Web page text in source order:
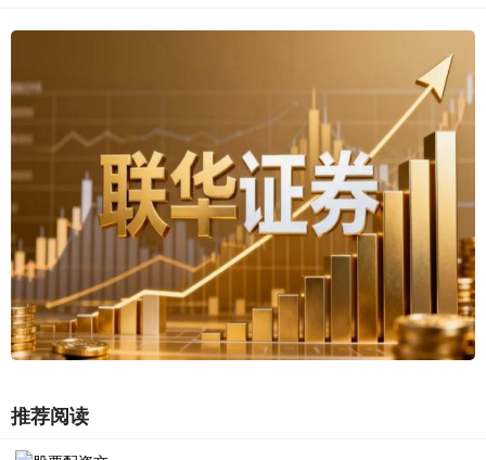
推荐阅读